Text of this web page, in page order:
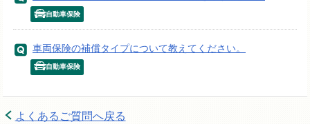
自動車保険
車両保険の補償タイプについて教えてください。
自動車保険
よくあるご質問へ戻る